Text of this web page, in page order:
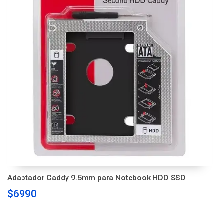
Adaptador Caddy 9.5mm para Notebook HDD SSD
$6990